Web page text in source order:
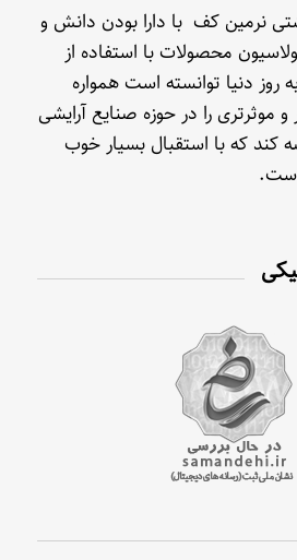
نرمین کف با دارا بودن دانش و
محصولات با استفاده از
روز دنیا توانسته است همواره
موثرتری را در حوزه صنایع آرایشی
کند که با استقبال بسیار خوب